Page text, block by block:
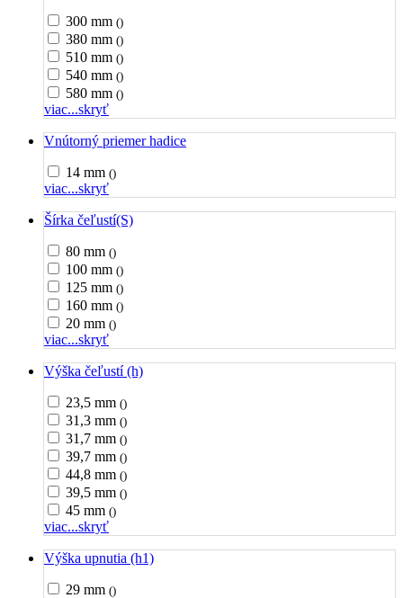
300 mm ()
380 mm ()
510 mm ()
540 mm ()
580 mm ()
viac...skryť
Vnútorný priemer hadice
14 mm ()
viac...skryť
Šírka čeľustí(S)
80 mm ()
100 mm ()
125 mm ()
160 mm ()
20 mm ()
viac...skryť
Výška čeľustí (h)
23,5 mm ()
31,3 mm ()
31,7 mm ()
39,7 mm ()
44,8 mm ()
39,5 mm ()
45 mm ()
viac...skryť
Výška upnutia (h1)
29 mm ()